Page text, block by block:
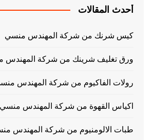
أحدث المقالات
كيس شرنك من شركة المهندس منسي
ورق تغليف شرينك من شركة المهندس
رولات الفاكيوم من شركة المهندس
اكياس القهوة من شركة المهندس منسي
طبات الالومنيوم من شركة المهندس